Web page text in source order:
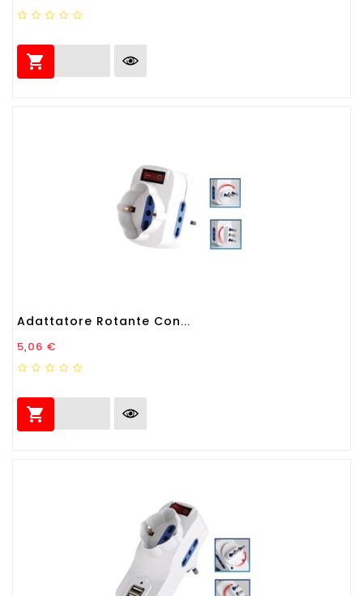

Adattatore Rotante Con...
Prezzo
5,06 €
